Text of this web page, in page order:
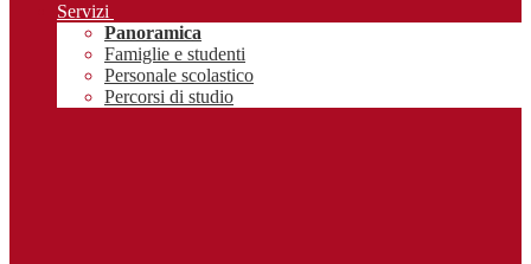
Servizi
Panoramica
Famiglie e studenti
Personale scolastico
Percorsi di studio